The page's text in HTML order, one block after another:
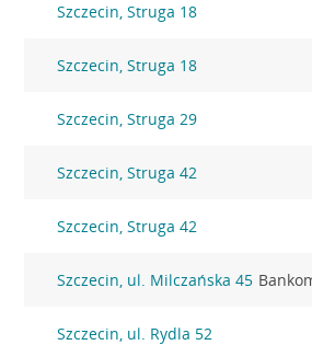
Szczecin, Struga 18
Szczecin, Struga 18
Szczecin, Struga 29
Szczecin, Struga 42
Szczecin, Struga 42
Szczecin, ul. Milczańska 45
Szczecin, ul. Rydla 52